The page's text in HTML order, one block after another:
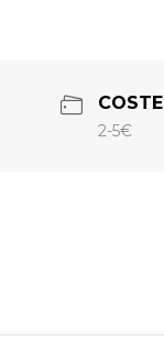
COSTE
2-5€